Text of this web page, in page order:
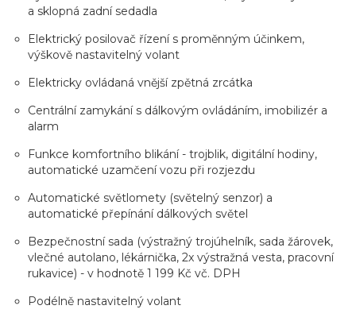
a sklopná zadní sedadla
Elektrický posilovač řízení s proměnným účinkem,
výškově nastavitelný volant
Elektricky ovládaná vnější zpětná zrcátka
Centrální zamykání s dálkovým ovládáním, imobilizér a
alarm
Funkce komfortního blikání - trojblik, digitální hodiny,
automatické uzamčení vozu při rozjezdu
Automatické světlomety (světelný senzor) a
automatické přepínání dálkových světel
Bezpečnostní sada (výstražný trojúhelník, sada žárovek,
vlečné autolano, lékárnička, 2x výstražná vesta, pracovní
rukavice) - v hodnotě 1 199 Kč vč. DPH
Podélně nastavitelný volant